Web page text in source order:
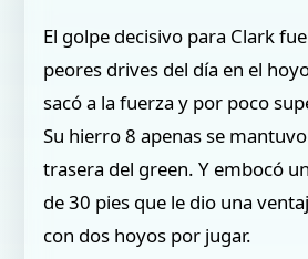
El golpe decisivo para Clark
peores drives del día en el
sacó a la fuerza y por poco
Su hierro 8 apenas se
trasera del green. Y embocó
de 30 pies que le dio una
con dos hoyos por jugar.